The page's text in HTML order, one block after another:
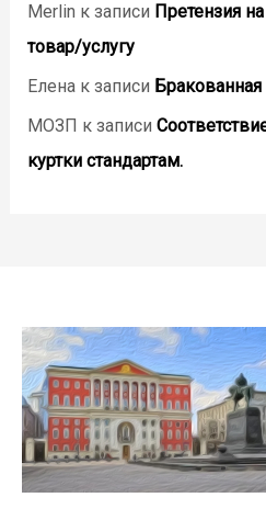
Merlin к записи Претензия
товар/услугу
Еленак записи Бракованная
МОЗП к записи
куртки стандартам.